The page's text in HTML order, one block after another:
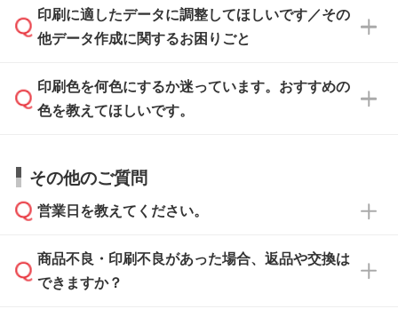
ご入稿後は経験豊富なスタッフがデータに不備
がないかチェックし、お客様と確認してから印
刷に進みますので、ご安心ください。
入稿用のテンプレートはPDF形式ですが、
IllustratorやPhotoshopで開いてご利用いただけ
方」をご確認ください。
印刷に適したデータ・解像度かどうか、担当ス
タッフが事前に確認いたします。
ムへ添付いただくか、担当スタッフ宛にメール
でお送りください。
い合わせください。
なお、印刷用データの作り方に関する詳細は、
印刷に適したデータに調整してほしいです／その
他データ作成に関するお困りごと
データ作成でお困りの際には、担当スタッフが
サポートいたしますのでお気軽にご相談くださ
から添付してお送りください。
しい
解像度の低い画像や、手書きのイラスト、写真
などを、印刷に適したベクターデータに変換し
印刷色を何色にするか迷っています。おすすめの
色を教えてほしいです。
お見積・ご注文・
相談いただきますと、担当スタッフがお客様の
ご希望や商品の本体色を確認し、印刷色をご提
本体色がブラック、ネイビーなど濃色の場合は
白色か淡い色の印刷色をおすすめしておりま
その他のご質問
営業日を教えてください。
営業日は平日の10:00～18:00で、土日祝日はお
休みとなります。注文・見積・お問い合わせ
商品不良・印刷不良があった場合、返品や交換は
できますか？